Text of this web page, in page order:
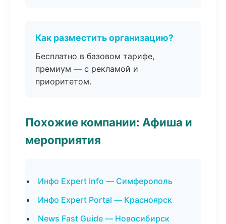
Как разместить организацию?
Бесплатно в базовом тарифе,
премиум — с рекламой и
приоритетом.
Похожие компании: Афиша и
мероприятия
Инфо Expert Info — Симферополь
Инфо Expert Portal — Красноярск
News Fast Guide — Новосибирск